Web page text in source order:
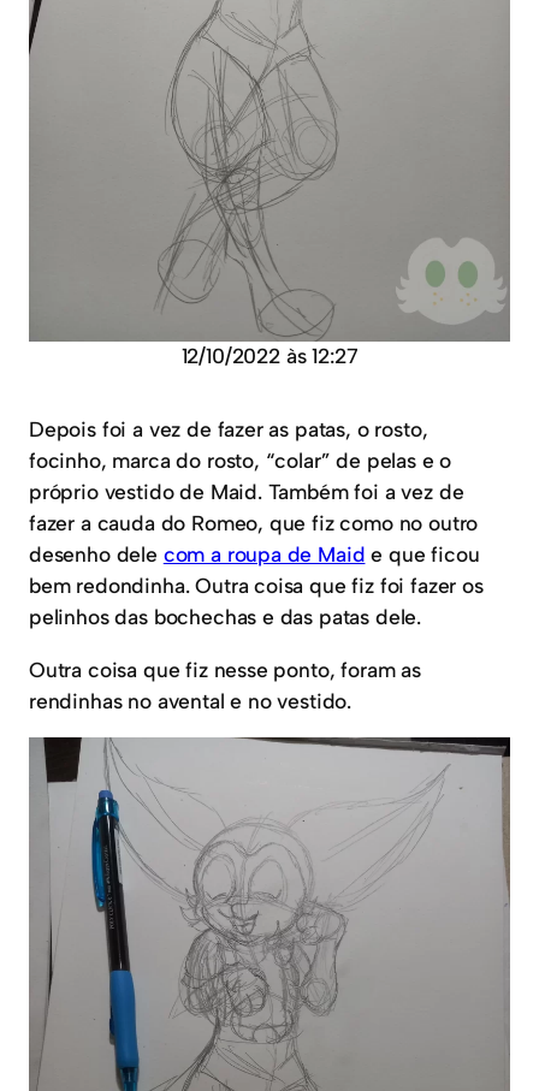
12/10/2022 às 12:27
Depois foi a vez de fazer as patas, o rosto,
focinho, marca do rosto, “colar” de pelas e o
próprio vestido de Maid. Também foi a vez de
fazer a cauda do Romeo, que fiz como no outro
desenho dele com a roupa de Maid e que ficou
bem redondinha. Outra coisa que fiz foi fazer os
pelinhos das bochechas e das patas dele.
Outra coisa que fiz nesse ponto, foram as
rendinhas no avental e no vestido.